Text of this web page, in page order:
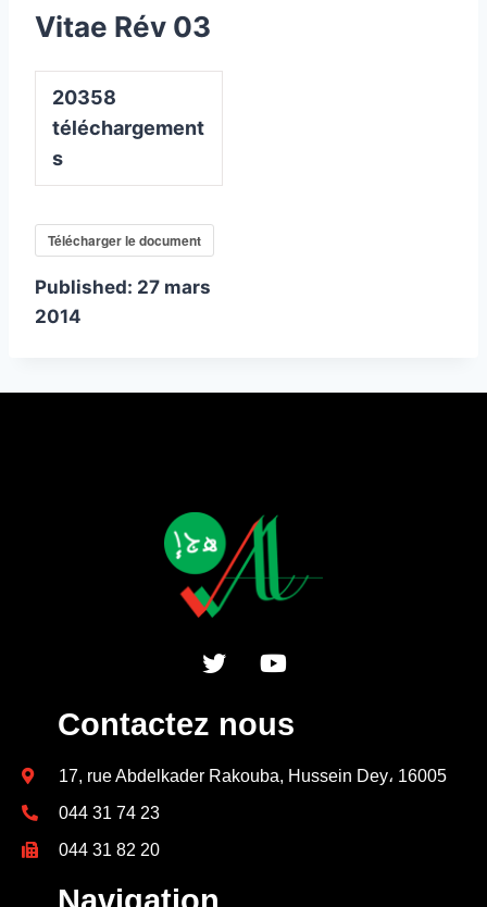
Vitae Rév 03
20358
téléchargement
s
Télécharger le document
Published: 27 mars
2014
Contactez nous
17, rue Abdelkader Rakouba, Hussein Dey، 16005
044 31 74 23
044 31 82 20